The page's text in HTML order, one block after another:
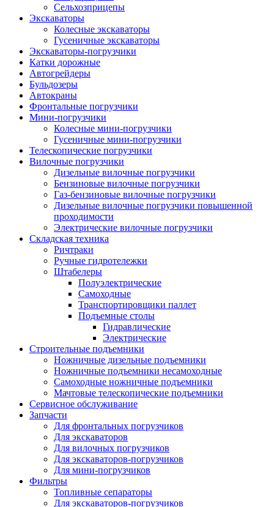
Сельхозприцепы
Экскаваторы
Колесные экскаваторы
Гусеничные экскаваторы
Экскаваторы-погрузчики
Катки дорожные
Автогрейдеры
Бульдозеры
Автокраны
Фронтальные погрузчики
Мини-погрузчики
Колесные мини-погрузчики
Гусеничные мини-погрузчики
Телескопические погрузчики
Вилочные погрузчики
Дизельные вилочные погрузчики
Бензиновые вилочные погрузчики
Газ-бензиновые вилочные погрузчики
Дизельные вилочные погрузчики повышенной
проходимости
Электрические вилочные погрузчики
Складская техника
Ричтраки
Ручные гидротележки
Штабелеры
Полуэлектрические
Самоходные
Транспортировщики паллет
Подъемные столы
Гидравлические
Электрические
Строительные подъемники
Ножничные дизельные подъемники
Ножничные подъемники несамоходные
Самоходные ножничные подъемники
Мачтовые телескопические подъемники
Сервисное обслуживание
Запчасти
Для фронтальных погрузчиков
Для экскаваторов
Для вилочных погрузчиков
Для экскаваторов-погрузчиков
Для мини-погрузчиков
Фильтры
Топливные сепараторы
Для экскаваторов-погрузчиков